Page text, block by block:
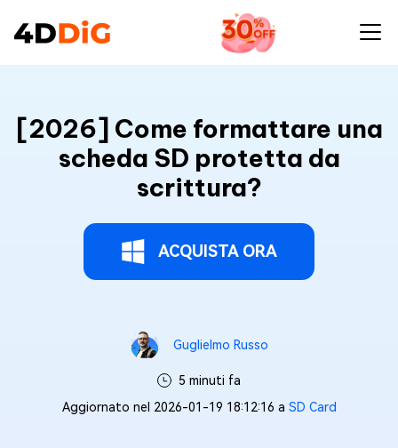
[2026] Come formattare una
scheda SD protetta da
scrittura?
ACQUISTA ORA
Guglielmo Russo
5 minuti fa
Aggiornato nel 2026-01-19 18:12:16 a SD Card